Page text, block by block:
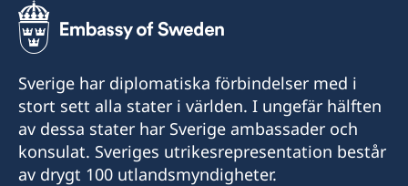
Sverige har diplomatiska förbindelser med i
stort sett alla stater i världen. I ungefär hälften
av dessa stater har Sverige ambassader och
konsulat. Sveriges utrikesrepresentation består
av drygt 100 utlandsmyndigheter.